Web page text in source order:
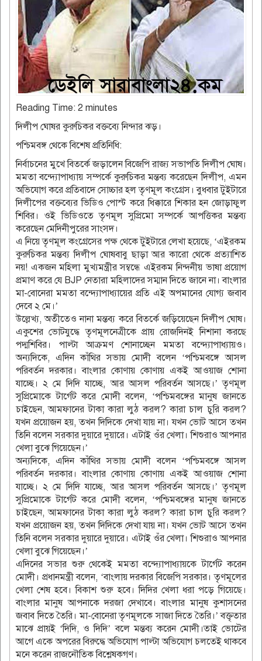
Reading Time: 2 minutes
দিলীপ ঘোষর কুরুচিকর বক্তব্যে নিন্দার ঝড়।
পশ্চিমবঙ্গ থেকে বিশেষ প্রতিনিধি:
নির্বাচনের মুখে বিতর্কে জড়ালেন বিজেপি রাজ্য সভাপতি দিলীপ ঘোষ।
মমতা বন্দ্যোপাধ্যায় সম্পর্কে কুরুচিকর মন্তব্য করেছেন দিলীপ, এমন
অভিযোগ করে প্রতিবাদে সোচ্চার হল তৃণমূল কংগ্রেস। বুধবার টুইটারে
দিলীপের বক্তব্যের ভিডিও পোস্ট করে ধিক্কারে শিকার হন জোড়াফুল
শিবির। ওই ভিডিওতে তৃণমূল সুপ্রিমো সম্পর্কে আপত্তিকর মন্তব্য
করেছেন মেদিনীপুরের সাংসদ।
এ নিয়ে তৃণমূল কংগ্রেসের পক্ষ থেকে টুইটারে লেখা হয়েছে, ‘এইরকম
কুরুচিকর মন্তব্য দিলীপ ঘোষবাবু ছাড়া আর কারো থেকে প্রত্যাশিত
নয়! একজন মহিলা মুখ্যমন্ত্রীর সম্বন্ধে এইরকম নিন্দনীয় ভাষা প্রয়োগ
প্রমাণ করে যে BJP নেতারা মহিলাদের সম্মান দিতে জানে না। বাংলার
মা-বোনেরা মমতা বন্দ্যোপাধ্যায়ের প্রতি এই অপমানের যোগ্য জবাব
দেবে ২ মে।’
উল্লেখ্য, অতীতেও নানা মন্তব্য করে বিতর্কে জড়িয়েছেন দিলীপ ঘোষ।
একুশের ভোটযুদ্ধে তৃণমূলনেত্রীকে প্রায় রোজদিনই নিশানা করছে
পদ্মশিবির। পাল্টা আক্রমণ শোনাচ্ছেন মমতা বন্দ্যোপাধ্যায়ও।
অন্যদিকে, এদিন কাঁথির সভায় মোদী বলেন ‘পশ্চিমবঙ্গে আসল
পরিবর্তন দরকার। বাংলার কোণায় কোণায় একই আওয়াজ শোনা
যাচ্ছে। ২ মে দিদি যাচ্ছে, আর আসল পরিবর্তন আসছে।’ তৃণমূল
সুপ্রিমোকে টার্গেট করে মোদী বলেন, ‘পশ্চিমবঙ্গের মানুষ জানতে
চাইছেন, আমফানের টাকা কারা লুঠ করল? কারা চাল চুরি করল?
যখন প্রয়োজন হয়, তখন দিদিকে দেখা যায় না। যখন ভোট আসে তখন
তিনি বলেন সরকার দুয়ারে দুয়ারে। এটাই ওঁর খেলা। শিশুরাও আপনার
খেলা বুঝে গিয়েছেন।’
অন্যদিকে, এদিন কাঁথির সভায় মোদী বলেন ‘পশ্চিমবঙ্গে আসল
পরিবর্তন দরকার। বাংলার কোণায় কোণায় একই আওয়াজ শোনা
যাচ্ছে। ২ মে দিদি যাচ্ছে, আর আসল পরিবর্তন আসছে।’ তৃণমূল
সুপ্রিমোকে টার্গেট করে মোদী বলেন, ‘পশ্চিমবঙ্গের মানুষ জানতে
চাইছেন, আমফানের টাকা কারা লুঠ করল? কারা চাল চুরি করল?
যখন প্রয়োজন হয়, তখন দিদিকে দেখা যায় না। যখন ভোট আসে তখন
তিনি বলেন সরকার দুয়ারে দুয়ারে। এটাই ওঁর খেলা। শিশুরাও আপনার
খেলা বুঝে গিয়েছেন।’
এদিনের সভার শুরু থেকেই মমতা বন্দ্যোপাধ্যায়কে টার্গেট করেন
মোদী। প্রধানমন্ত্রী বলেন, ‘বাংলায় দরকার বিজেপি সরকার। তৃণমূলের
খেলা শেষ হবে। বিকাশ শুরু হবে। দিদির খেলা ধরা পড়ে গিয়েছে।
বাংলার মানুষ আপনাকে দরজা দেখাবে। বাংলার মানুষ কুশাসনের
জবাব দিতে তৈরি। মা-বোনেরা তৃণমূলকে সাজা দিতে তৈরি।’ বক্তৃতার
মাঝে প্রায়ই ‘দিদি, ও দিদি’ বলে মন্তব্য করেন মোদী।তাই ভোটের
আগে একে অপরের বিরুদ্ধে অভিযোগ পাল্টা অভিযোগ চলতেই থাকবে
মনে করেন রাজনৌতিক বিশ্লেষকগণ।